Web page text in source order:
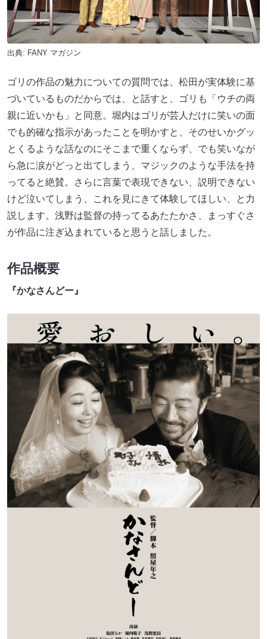
出典: FANY マガジン
ゴリの作品の魅力についての質問では、松田が実体験に基
づいているものだからでは、と話すと、ゴリも「ウチの両
親に近いかも」と同意。堀内はゴリが芸人だけに笑いの面
でも的確な指示があったことを明かすと、そのせいかグッ
とくるような話なのにそこまで重くならず、でも笑いなが
ら急に涙がどっと出てしまう、マジックのような手法を持
ってると絶賛。さらに言葉で表現できない、説明できない
けど泣いてしまう、これを見にきて体験してほしい、と力
説します。浅野は監督の持ってるあたたかさ、まっすぐさ
が作品に注ぎ込まれていると思うと話しました。
作品概要
『かなさんどー』